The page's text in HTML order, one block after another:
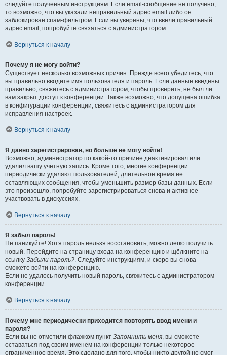
следуйте полученным инструкциям. Если email-сообщение не получено,
то возможно, что вы указали неправильный адрес email либо он
заблокирован спам-фильтром. Если вы уверены, что ввели правильный
адрес email, попробуйте связаться с администратором.
Вернуться к началу
Почему я не могу войти?
Существует несколько возможных причин. Прежде всего убедитесь, что
вы правильно вводите имя пользователя и пароль. Если данные введены
правильно, свяжитесь с администратором, чтобы проверить, не был ли
вам закрыт доступ к конференции. Также возможно, что допущена ошибка
в конфигурации конференции, свяжитесь с администратором для
исправления настроек.
Вернуться к началу
Я давно зарегистрирован, но больше не могу войти!
Возможно, администратор по какой-то причине деактивировал или
удалил вашу учётную запись. Кроме того, многие конференции
периодически удаляют пользователей, длительное время не
оставляющих сообщения, чтобы уменьшить размер базы данных. Если
это произошло, попробуйте зарегистрироваться снова и активнее
участвовать в дискуссиях.
Вернуться к началу
Я забыл пароль!
Не паникуйте! Хотя пароль нельзя восстановить, можно легко получить
новый. Перейдите на страницу входа на конференцию и щёлкните на
ссылку Забыли пароль?. Следуйте инструкциям, и скоро вы снова
сможете войти на конференцию.
Если не удалось получить новый пароль, свяжитесь с администратором
конференции.
Вернуться к началу
Почему мне периодически приходится повторять ввод имени и
пароля?
Если вы не отметили флажком пункт Запомнить меня, вы сможете
оставаться под своим именем на конференции только некоторое
ограниченное время. Это сделано для того, чтобы никто другой не смог